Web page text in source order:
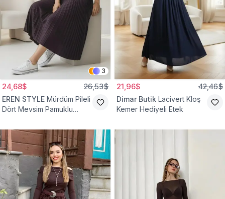
3
24,68$ 26,53$
EREN STYLE Mürdüm Pileli
Dört Mevsim Pamuklu
21,96$ 42,46$
Dimar Butik Lacivert Kloş
Kemer Hediyeli Etek